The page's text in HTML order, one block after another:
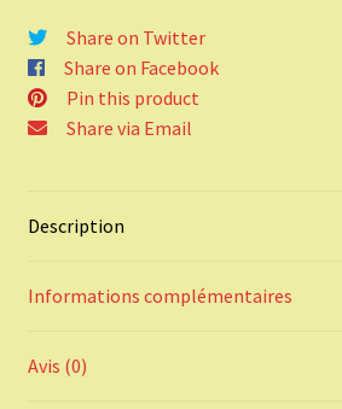
Domard
1834
A.
Share on Twitter
Share on Facebook
Pin this product
Share via Email
Description
Informations complémentaires
Avis (0)